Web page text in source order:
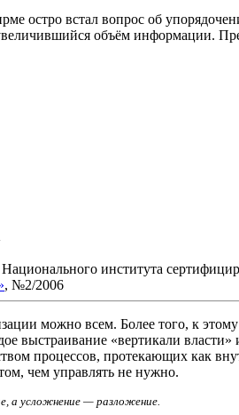
остро встал вопрос об
объём информации.
института
, №2/2006
можно всем. Более того, к
выстраивание «вертикали
процессов, протекающих как
чем управлять не нужно.
а усложнение — разложение.